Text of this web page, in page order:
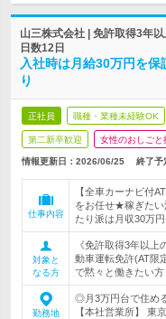
山三株式会社 | 免許取得3年
日数12日
入社時は月給30万円を
り
正社員 職種・業種未経験OK
第二新卒歓迎 女性のおしごと
情報更新日：2026/06/25 終了予
仕事内容
【全車カーナビ付
をお任せ★稼ぎたい
たり派は月収30万
対象と
なる方
《免許取得3年以
動車運転免許(AT限
で黙々と働きたい方
勤務地
◎月3万円台で住め
【本社営業所】 東